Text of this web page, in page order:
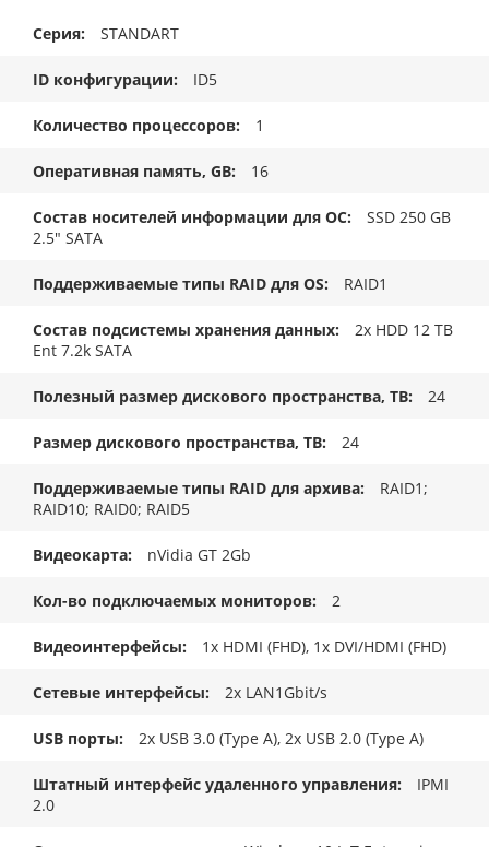
Серия STANDART
ID конфигурации ID5
Количество процессоров 1
Оперативная память, GB 16
Состав носителей информации для ОС
SSD 250 GB
2.5" SATA
Поддерживаемые типы RAID для OS RAID1
Состав подсистемы хранения данных
2x HDD 12 TB
Ent 7.2k SATA
Полезный размер дискового пространства, TB 24
Размер дискового пространства, ТB 24
Поддерживаемые типы RAID для архива
RAID1;
RAID10; RAID0; RAID5
Видеокарта nVidia GT 2Gb
Кол-во подключаемых мониторов 2
Видеоинтерфейсы 1x HDMI (FHD), 1x DVI/HDMI (FHD)
Сетевые интерфейсы 2x LAN1Gbit/s
USB порты 2x USB 3.0 (Type A), 2x USB 2.0 (Type A)
Штатный интерфейс удаленного управления
IPMI
2.0